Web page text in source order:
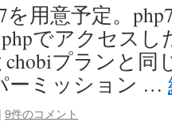
を用意予定。
でアクセスし
プランと同
ーミッション …
| 9件のコメント